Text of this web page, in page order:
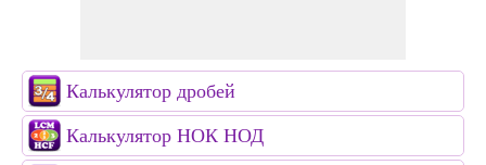
Калькулятор дробей
Калькулятор НОК НОД